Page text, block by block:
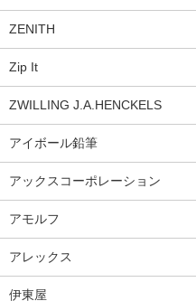
ZENITH
Zip It
ZWILLING J.A.HENCKELS
アイボール鉛筆
アックスコーポレーション
アモルフ
アレックス
伊東屋